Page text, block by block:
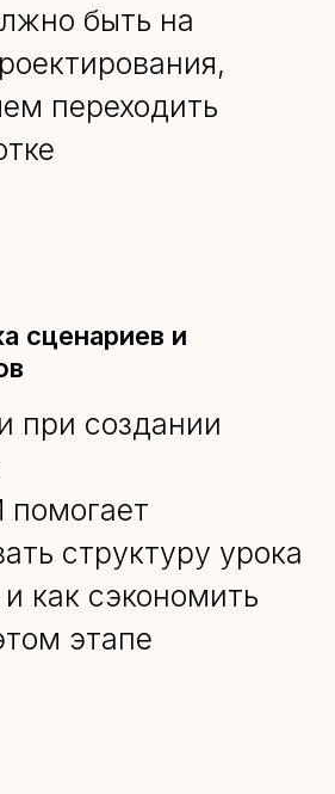
быть на
переходить
сценариев и
при создании
помогает
структуру урока
как сэкономить
этапе